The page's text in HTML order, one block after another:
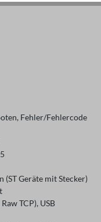
Fehler/Fehlercode
(ST Geräte mit Stecker)
TCP), USB